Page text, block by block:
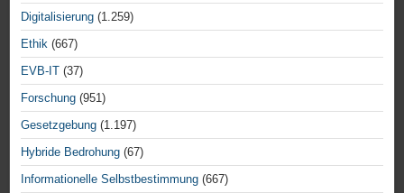
Digitalisierung (1.259)
Ethik (667)
EVB-IT (37)
Forschung (951)
Gesetzgebung (1.197)
Hybride Bedrohung (67)
Informationelle Selbstbestimmung (667)